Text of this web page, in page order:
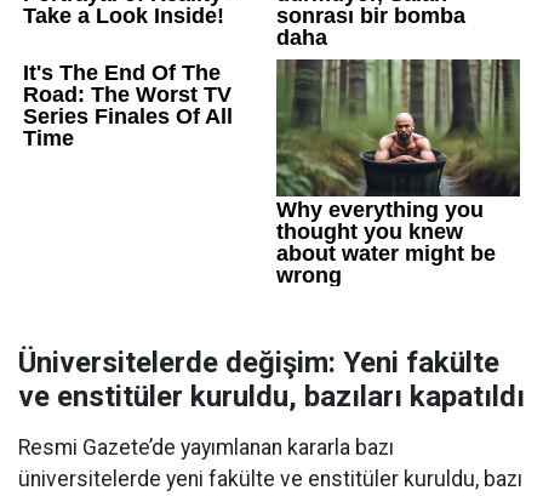
Üniversitelerde değişim: Yeni fakülte
ve enstitüler kuruldu, bazıları kapatıldı
Resmi Gazete’de yayımlanan kararla bazı
üniversitelerde yeni fakülte ve enstitüler kuruldu, bazı